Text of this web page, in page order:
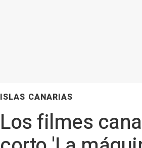
ISLAS CANARIAS
Los filmes